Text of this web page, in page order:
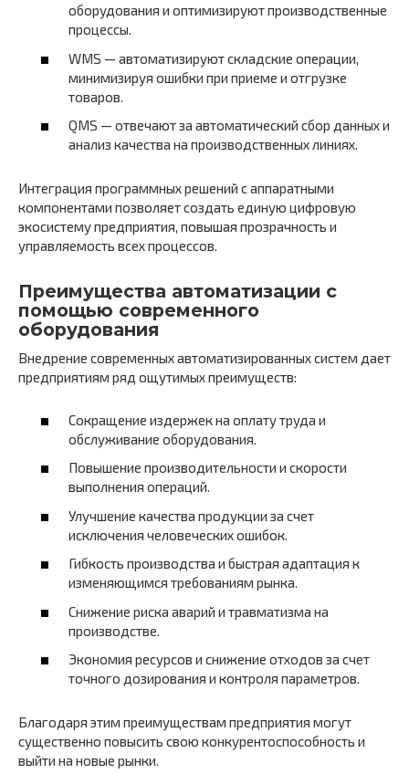
оборудования и оптимизируют производственные
процессы.
WMS — автоматизируют складские операции,
минимизируя ошибки при приеме и отгрузке
товаров.
QMS — отвечают за автоматический сбор данных и
анализ качества на производственных линиях.
Интеграция программных решений с аппаратными
компонентами позволяет создать единую цифровую
экосистему предприятия, повышая прозрачность и
управляемость всех процессов.
Преимущества автоматизации с
помощью современного
оборудования
Внедрение современных автоматизированных систем дает
предприятиям ряд ощутимых преимуществ:
Сокращение издержек на оплату труда и
обслуживание оборудования.
Повышение производительности и скорости
выполнения операций.
Улучшение качества продукции за счет
исключения человеческих ошибок.
Гибкость производства и быстрая адаптация к
изменяющимся требованиям рынка.
Снижение риска аварий и травматизма на
производстве.
Экономия ресурсов и снижение отходов за счет
точного дозирования и контроля параметров.
Благодаря этим преимуществам предприятия могут
существенно повысить свою конкурентоспособность и
выйти на новые рынки.